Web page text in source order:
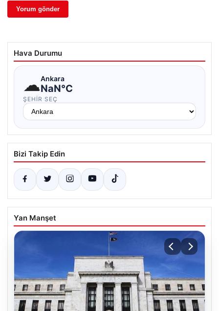
Hava Durumu
☁Ankara
NaN°C
ŞEHIR SEÇ
Bizi Takip Edin
Yan Manşet